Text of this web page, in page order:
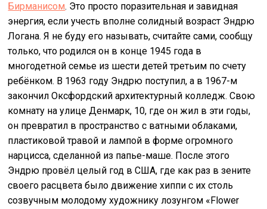
Бирманисом. Это просто поразительная и завидная
энергия, если учесть вполне солидный возраст Эндрю
Логана. Я не буду его называть, считайте сами, сообщу
только, что родился он в конце 1945 года в
многодетной семье из шести детей третьим по счету
ребёнком. В 1963 году Эндрю поступил, а в 1967-м
закончил Оксфордский архитектурный колледж. Свою
комнату на улице Денмарк, 10, где он жил в эти годы,
он превратил в пространство с ватными облаками,
пластиковой травой и лампой в форме огромного
нарцисса, сделанной из папье-маше. После этого
Эндрю провёл целый год в США, где как раз в зените
своего расцвета было движение хиппи с их столь
созвучным молодому художнику лозунгом «Flower